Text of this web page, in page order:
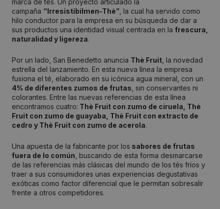
marca de tés. Un proyecto articulado la
campaña “Irresistibilmen-Thè” , la cual ha servido como
hilo conductor para la empresa en su búsqueda de dar a
sus productos una identidad visual centrada en la frescura,
naturalidad y ligereza.
Por un lado, San Benedetto anuncia Thè Fruit , la novedad
estrella del lanzamiento. En esta nueva línea la empresa
fusiona el té, elaborado en su icónica agua mineral, con un
4% de diferentes zumos de frutas , sin conservantes ni
colorantes. Entre las nuevas referencias de esta línea
encontramos cuatro: Thè Fruit con zumo de ciruela, Thè
Fruit con zumo de guayaba, Thè Fruit con extracto de
cedro y Thè Fruit con zumo de acerola.
Una apuesta de la fabricante por los sabores de frutas
fuera de lo común , buscando de esta forma desmarcarse
de las referencias más clásicas del mundo de los tés fríos y
traer a sus consumidores unas experiencias degustativas
exóticas como factor diferencial que le permitan sobresalir
frente a otros competidores.